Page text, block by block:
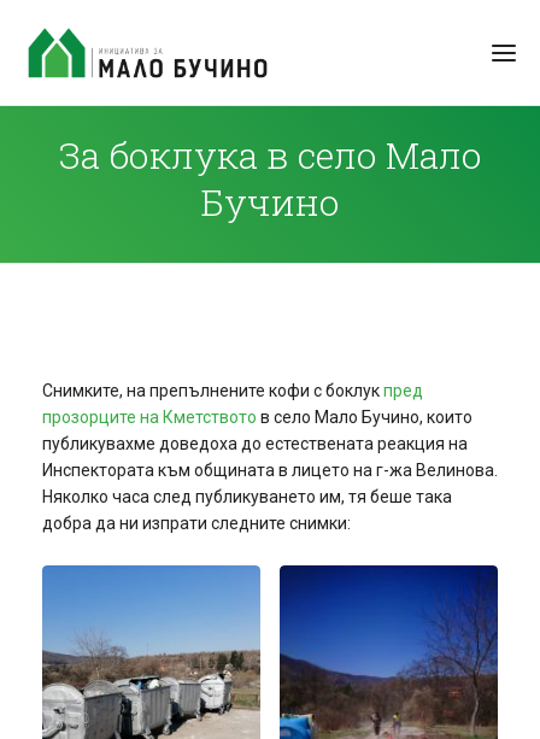
За боклука в село Мало
Бучино
Снимките, на препълнените кофи с боклукпред
прозорците на Кметството в село Мало Бучино, които
публикувахме доведоха до естествената реакция на
Инспектората към общината в лицето на г-жа Велинова.
Няколко часа след публикуването им, тя беше така
добра да ни изпрати следните снимки: